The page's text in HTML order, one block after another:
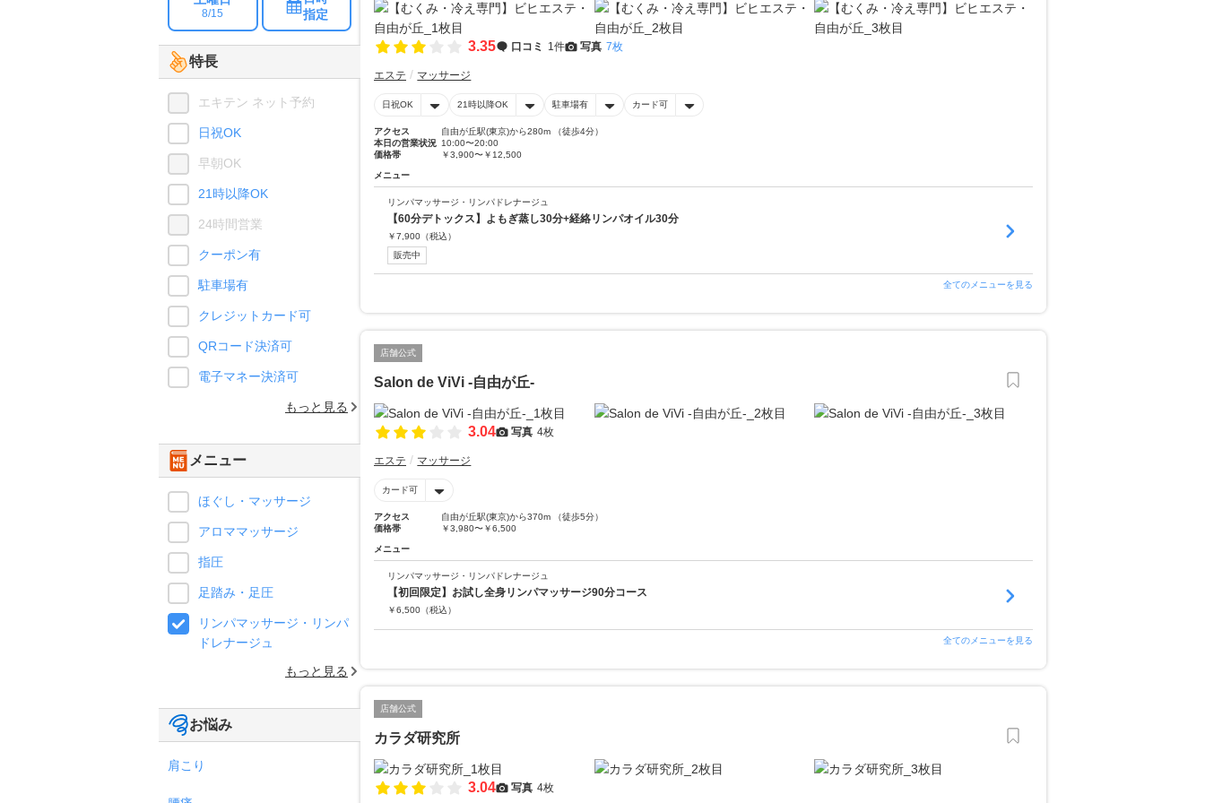
3.35 口コミ 1件 写真 7枚
エステ マッサージ
日祝OK 21時以降OK 駐車場有 カード可
アクセス
自由が丘駅(東京)から280m （徒歩4分）
本日の営業状況 10:00〜20:00
価格帯
￥3,900〜￥12,500
メニュー
リンパマッサージ・リンパドレナージュ
【60分デトックス】よもぎ蒸し30分+経絡リンパオイル30分
￥7,900 （税込）
販売中
全てのメニューを見る
店舗公式
Salon de ViVi -自由が丘-
3.04 写真 4枚
エステ マッサージ
カード可
アクセス
自由が丘駅(東京)から370m （徒歩5分）
価格帯
￥3,980〜￥6,500
メニュー
リンパマッサージ・リンパドレナージュ
【初回限定】お試し全身リンパマッサージ90分コース
￥6,500 （税込）
全てのメニューを見る
店舗公式
カラダ研究所
3.04 写真 4枚
8/15
指定
特長
エキテン ネット予約
日祝OK
早朝OK
21時以降OK
24時間営業
クーポン有
駐車場有
クレジットカード可
QRコード決済可
電子マネー決済可
もっと見る
メニュー
ほぐし・マッサージ
アロママッサージ
指圧
足踏み・足圧
リンパマッサージ・リンパ
ドレナージュ
もっと見る
お悩み
肩こり